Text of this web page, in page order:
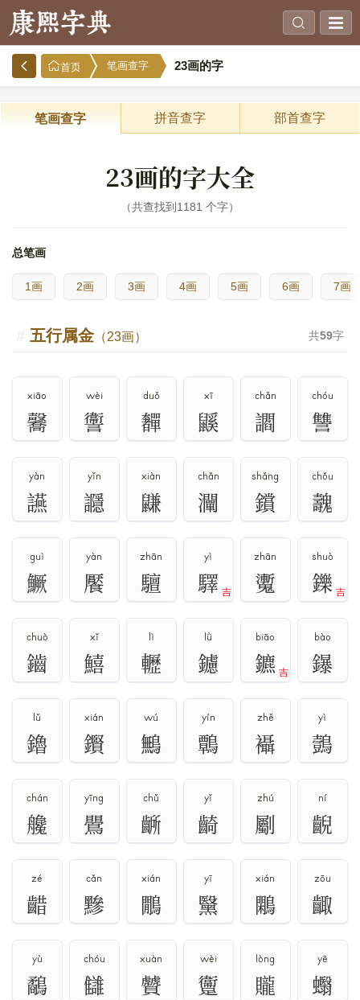
首页 笔画查字 23画的字
笔画查字 拼音查字 部首查字
23画的字大全
共查找到1181 个字
总笔画
1画 2画 3画 4画 5画 6画 7画
五行属金（23画） 共59字
xiāo
毊
wèi
讏
duǒ
奲
xī
鼷
chǎn
讇
chóu
讐
yàn
讌
yǐn
讔
xiàn
鼸
chǎn
灛
shǎng
鑜
chǒu
魗
guì
鱖
yàn
饜
zhān
驙
yì
驛 吉
zhān
魙
shuò
鑠 吉
chuò
鑡
xǐ
鱚
lì
轣
lǜ
鑢
biāo
鑣 吉
bào
鑤
lǔ
鑥
xián
鑦
wú
鷡
yín
鷣
zhě
襵
yì
鷧
chán
艬
yīng
鷪
chǔ
齭
yǐ
齮
zhú
劚
ní
齯
zé
齰
cǎn
黲
xián
鷳
yī
黳
xián
鷴
zōu
齱
yù
鷸
chóu
讎
xuàn
贙
wèi
躛
lòng
贚
yē
蠮